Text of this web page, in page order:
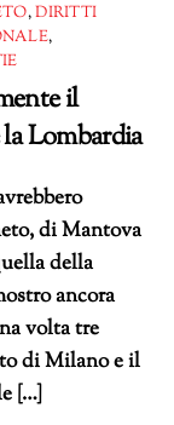
,DIRITTI
,
il
Lombardia
di Mantova
della
ancora
volta tre
di Milano e il
[…]